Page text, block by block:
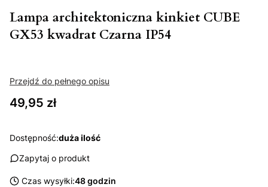
Lampa architektoniczna kinkiet CUBE
GX53 kwadrat Czarna IP54
Przejdź do pełnego opisu
Cena
49,95 zł
Dostępność:duża ilość
Zapytaj o produkt
Czas wysyłki:48 godzin